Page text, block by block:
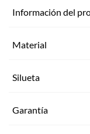
Información del
Material
Silueta
Garantía